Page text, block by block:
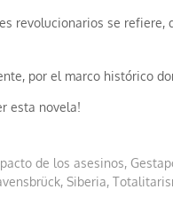
revolucionarios se
por el marco histórico
esta novela!
de los asesinos,
, Siberia,